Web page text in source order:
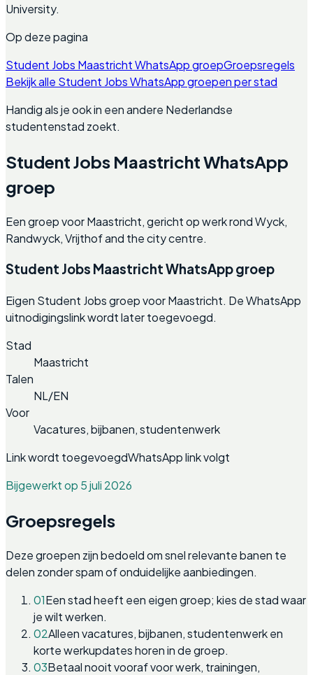
University.
Op deze pagina
Student Jobs Maastricht WhatsApp groepGroepsregels
Bekijk alle Student Jobs WhatsApp groepen per stad
Handig als je ook in een andere Nederlandse
studentenstad zoekt.
Student Jobs Maastricht WhatsApp
groep
Een groep voor Maastricht, gericht op werk rond Wyck,
Randwyck, Vrijthof and the city centre.
Student Jobs Maastricht WhatsApp groep
Eigen Student Jobs groep voor Maastricht. De WhatsApp
uitnodigingslink wordt later toegevoegd.
Stad
Maastricht
Talen
NL/EN
Voor
Vacatures, bijbanen, studentenwerk
Link wordt toegevoegdWhatsApp link volgt
Bijgewerkt op 5 juli 2026
Groepsregels
Deze groepen zijn bedoeld om snel relevante banen te
delen zonder spam of onduidelijke aanbiedingen.
01Een stad heeft een eigen groep; kies de stad waar
je wilt werken.
02Alleen vacatures, bijbanen, studentenwerk en
korte werkupdates horen in de groep.
03Betaal nooit vooraf voor werk, trainingen,